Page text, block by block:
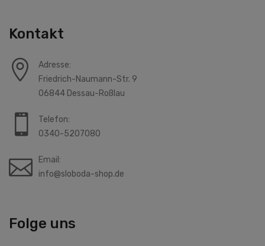
Folge uns
Kontakt
Adresse:
Friedrich-Naumann-Str. 9
06844 Dessau-Roßlau
Telefon:
0340-5207080
Email:
info@sloboda-shop.de